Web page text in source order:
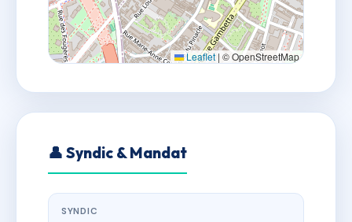
Leaflet | © OpenStreetMap
👤 Syndic & Mandat
SYNDIC